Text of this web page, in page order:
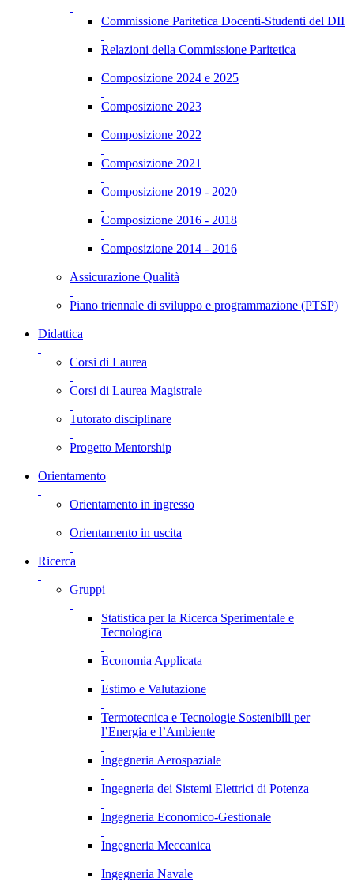
Commissione Paritetica Docenti-Studenti del DII
Relazioni della Commissione Paritetica
Composizione 2024 e 2025
Composizione 2023
Composizione 2022
Composizione 2021
Composizione 2019 - 2020
Composizione 2016 - 2018
Composizione 2014 - 2016
Assicurazione Qualità
Piano triennale di sviluppo e programmazione (PTSP)
Didattica
Corsi di Laurea
Corsi di Laurea Magistrale
Tutorato disciplinare
Progetto Mentorship
Orientamento
Orientamento in ingresso
Orientamento in uscita
Ricerca
Gruppi
Statistica per la Ricerca Sperimentale e
Tecnologica
Economia Applicata
Estimo e Valutazione
Termotecnica e Tecnologie Sostenibili per
l’Energia e l’Ambiente
Ingegneria Aerospaziale
Ingegneria dei Sistemi Elettrici di Potenza
Ingegneria Economico-Gestionale
Ingegneria Meccanica
Ingegneria Navale